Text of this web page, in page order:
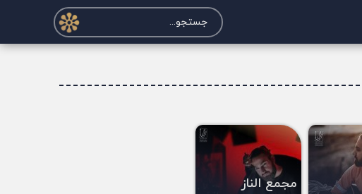
مجمع الناز